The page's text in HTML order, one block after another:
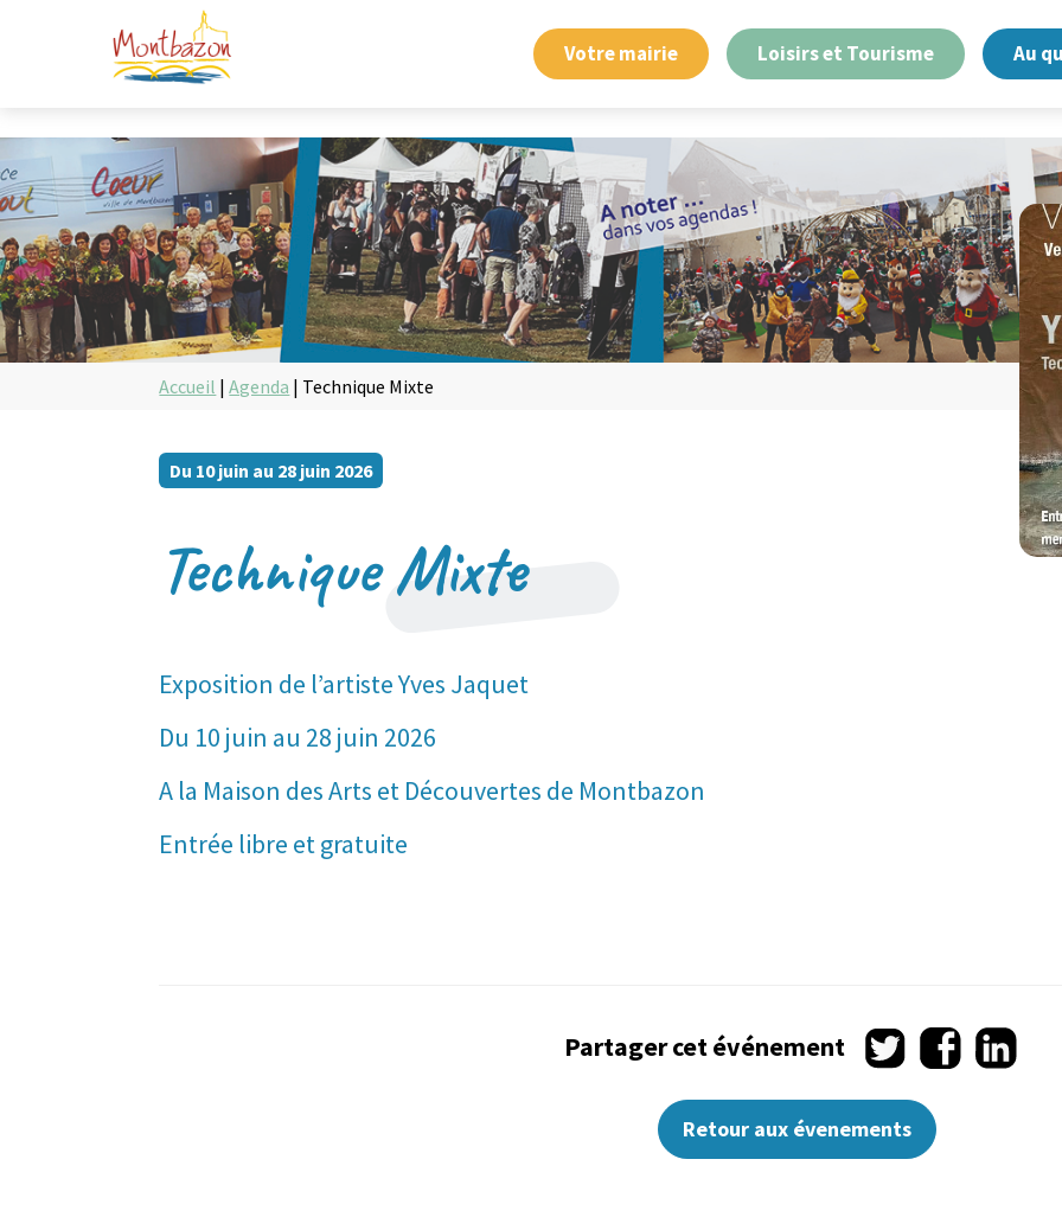
Votre mairie Loisirs et Tourisme Au
Accueil |Agenda | Technique Mixte
Du 10 juin au 28 juin 2026
Technique Mixte
Exposition de l’artiste Yves Jaquet
Du 10 juin au 28 juin 2026
A la Maison des Arts et Découvertes de Montbazon
Entrée libre et gratuite
Partager cet événement
Partager
sur
Twitter
Partager
sur
sur
Retour aux évenements